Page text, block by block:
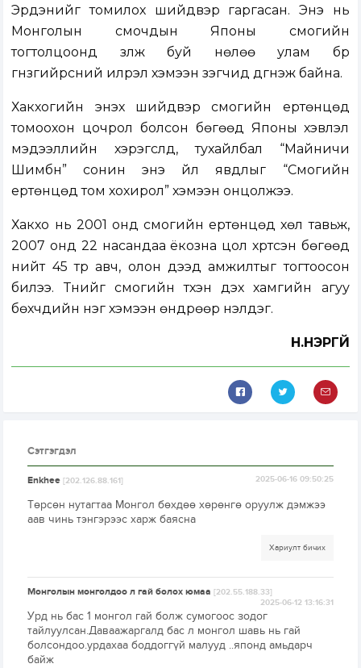
Эрдэнийг томилох шийдвэр гаргасан. Энэ нь
Монголын сүмочдын Японы сүмогийн
тогтолцоонд үзүүлж буй нөлөө улам бүр
гүнзгийрсний илрэл хэмээн үзэгчид дүгнэж байна.
Хакүхогийн энэхүү шийдвэр сүмогийн ертөнцөд
томоохон цочрол болсон бөгөөд Японы хэвлэл
мэдээллийн хэрэгслүүд, тухайлбал “Майничи
Шимбүн” сонин энэ үйл явдлыг “Сүмогийн
ертөнцөд том хохирол” хэмээн онцолжээ.
Хакүхо нь 2001 онд сүмогийн ертөнцөд хөл тавьж,
2007 онд 22 насандаа ёкозүна цол хүртсэн бөгөөд
нийт 45 түрүү авч, олон дээд амжилтыг тогтоосон
билээ. Түүнийг сүмогийн түүхэн дэх хамгийн агуу
бөхчүүдийн нэг хэмээн өндрөөр үнэлдэг.
Н.НЭРГҮЙ
Сэтгэгдэл
Enkhee[202.126.88.161] 2025-06-16 09:50:25
Төрсөн нутагтаа Монгол бөхдөө хөрөнгө оруулж дэмжээ
аав чинь тэнгэрээс харж баясна
Хариулт бичих
Монголын монголдоо л гай болох юмаа[202.55.188.33]
2025-06-12 13:16:31
Урд нь бас 1 монгол гай болж сумогоос зодог
тайлуулсан.Даваажаргалд бас л монгол шавь нь гай
болсондоо.урдахаа боддоггүй малууд ..японд амьдарч
байж